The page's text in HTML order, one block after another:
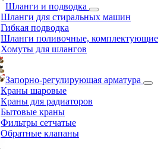
Шланги и подводка
Шланги для стиральных машин
Гибкая подводка
Шланги поливочные, комплектующие
Хомуты для шлангов
Запорно-регулирующая арматура
Краны шаровые
Краны для радиаторов
Бытовые краны
Фильтры сетчатые
Обратные клапаны